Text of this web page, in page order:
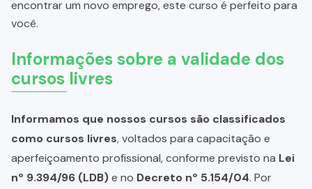
encontrar um novo emprego, este curso é perfeito para
você.
Informações sobre a validade dos
cursos livres
Informamos que nossos cursos são classificados
como cursos livres, voltados para capacitação e
aperfeiçoamento profissional, conforme previsto na Lei
nº 9.394/96 (LDB)e no Decreto nº 5.154/04. Por